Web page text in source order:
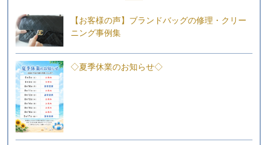
【お客様の声】ブランドバッグの修理・クリー
ニング事例集
◇夏季休業のお知らせ◇